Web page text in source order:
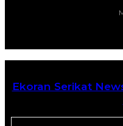
Ekoran Serikat